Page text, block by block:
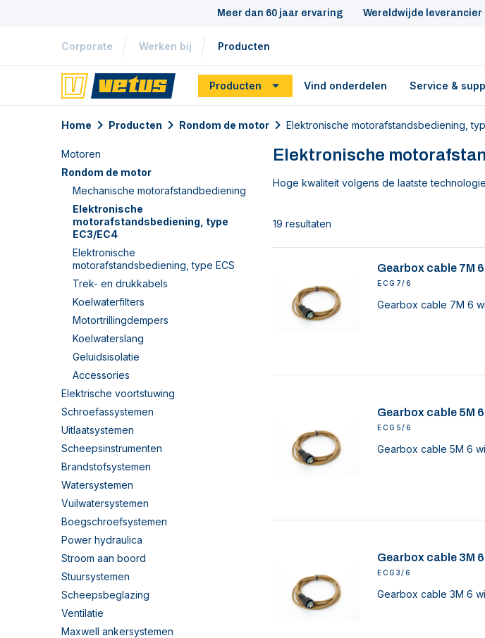
Meer dan 60 jaar ervaring Wereldwijde leverancier
Corporate Werken bij Producten
Producten Vind onderdelen Service &
Home Producten Rondom de motor Elektronische motorafstandsbediening,
Motoren
Rondom de motor
Mechanische motorafstandbediening
Elektronische
motorafstandsbediening, type
EC3/EC4
Elektronische
motorafstandsbediening, type ECS
Trek- en drukkabels
Koelwaterfilters
Motortrillingdempers
Koelwaterslang
Geluidsisolatie
Accessories
Elektrische voortstuwing
Schroefassystemen
Uitlaatsystemen
Scheepsinstrumenten
Brandstofsystemen
Watersystemen
Vuilwatersystemen
Boegschroefsystemen
Power hydraulica
Stroom aan boord
Stuursystemen
Scheepsbeglazing
Ventilatie
Maxwell ankersystemen
Elektronische
Hoge kwaliteit volgens de laatste
19 resultaten
Gearbox cable 7M
ECG7/6
Gearbox cable 7M 6
Gearbox cable 5M
ECG5/6
Gearbox cable 5M 6
Gearbox cable 3M
ECG3/6
Gearbox cable 3M 6